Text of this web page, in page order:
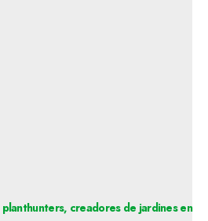
planthunters, creadores de jardines en